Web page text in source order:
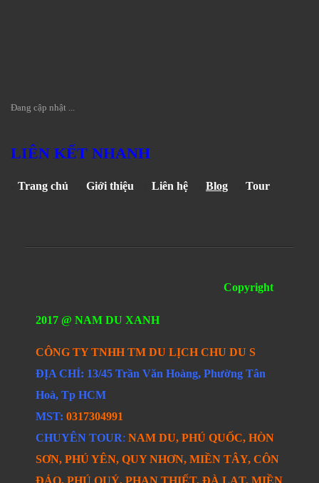
Đang cập nhật ...
LIÊN KẾT NHANH
Trang chủ Giới thiệu Liên hệ Blog Tour
Copyright
2017 @ NAM DU XANH
CÔNG TY TNHH TM DU LỊCH CHU DU S
ĐỊA CHỈ: 13/45 Trần Văn Hoàng, Phường Tân
Hoà, Tp HCM
MST: 0317304991
CHUYÊN TOUR: NAM DU, PHÚ QUỐC, HÒN
SƠN, PHÚ YÊN, QUY NHƠN, MIỀN TÂY, CÔN
ĐẢO, PHÚ QUÝ, PHAN THIẾT, ĐÀ LẠT, MIỀN